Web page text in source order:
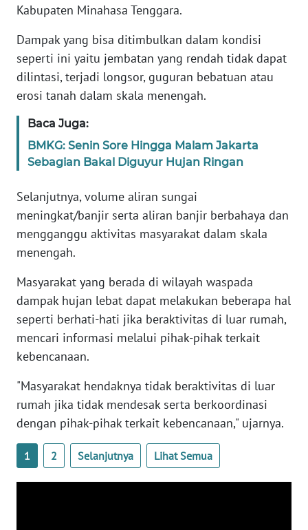
Kabupaten Minahasa Tenggara.
Dampak yang bisa ditimbulkan dalam kondisi
seperti ini yaitu jembatan yang rendah tidak dapat
dilintasi, terjadi longsor, guguran bebatuan atau
erosi tanah dalam skala menengah.
Baca Juga:
BMKG: Senin Sore Hingga Malam Jakarta
Sebagian Bakal Diguyur Hujan Ringan
Selanjutnya, volume aliran sungai
meningkat/banjir serta aliran banjir berbahaya dan
mengganggu aktivitas masyarakat dalam skala
menengah.
Masyarakat yang berada di wilayah waspada
dampak hujan lebat dapat melakukan beberapa hal
seperti berhati-hati jika beraktivitas di luar rumah,
mencari informasi melalui pihak-pihak terkait
kebencanaan.
"Masyarakat hendaknya tidak beraktivitas di luar
rumah jika tidak mendesak serta berkoordinasi
dengan pihak-pihak terkait kebencanaan," ujarnya.
1 2 Selanjutnya Lihat Semua
NTT
WN
KEPRI
WN
PAPUA
PAPUA
BARAT
RIAU
WN
SERAMBI
JAMBI
WN
SULTRA
NTB